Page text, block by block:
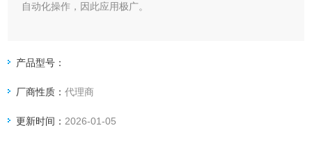
自动化操作，因此应用极广。
产品型号：
厂商性质：代理商
更新时间： 2026-01-05